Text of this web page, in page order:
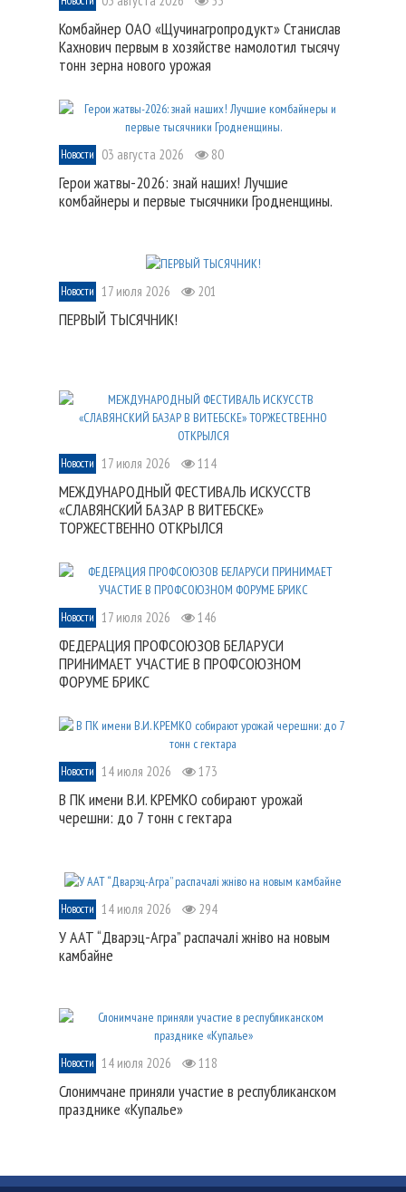
Комбайнер ОАО «Щучинагропродукт» Станислав
Кахнович первым в хозяйстве намолотил тысячу
тонн зерна нового урожая
Новости 03 августа 2026 80
Герои жатвы-2026: знай наших! Лучшие
комбайнеры и первые тысячники Гродненщины.
Новости 17 июля 2026 201
ПЕРВЫЙ ТЫСЯЧНИК!
Новости 17 июля 2026 114
МЕЖДУНАРОДНЫЙ ФЕСТИВАЛЬ ИСКУССТВ
«СЛАВЯНСКИЙ БАЗАР В ВИТЕБСКЕ»
ТОРЖЕСТВЕННО ОТКРЫЛСЯ
Новости 17 июля 2026 146
ФЕДЕРАЦИЯ ПРОФСОЮЗОВ БЕЛАРУСИ
ПРИНИМАЕТ УЧАСТИЕ В ПРОФСОЮЗНОМ
ФОРУМЕ БРИКС
Новости 14 июля 2026 173
В ПК имени В.И. КРЕМКО собирают урожай
черешни: до 7 тонн с гектара
Новости 14 июля 2026 294
У ААТ “Дварэц-Агра” распачалі жніво на новым
камбайне
Новости 14 июля 2026 118
Слонимчане приняли участие в республиканском
празднике «Купалье»